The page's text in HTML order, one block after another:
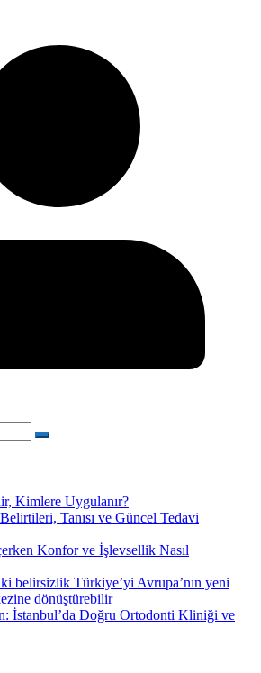
Kimlere Uygulanır?
Tanısı ve Güncel Tedavi
Konfor ve İşlevsellik Nasıl
belirsizlik Türkiye’yi Avrupa’nın yeni
dönüştürebilir
İstanbul’da Doğru Ortodonti Kliniği ve